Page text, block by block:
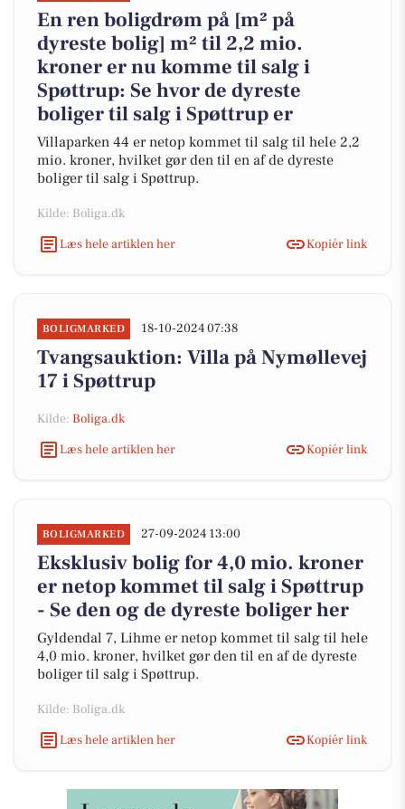
En ren boligdrøm på [m² på
dyreste bolig] m² til 2,2 mio.
kroner er nu komme til salg i
Spøttrup: Se hvor de dyreste
boliger til salg i Spøttrup er
Villaparken 44 er netop kommet til salg til hele 2,2
mio. kroner, hvilket gør den til en af de dyreste
boliger til salg i Spøttrup.
Kilde: Boliga.dk
Læs hele artiklen her
Kopiér link
BOLIGMARKED 18-10-2024 07:38
Tvangsauktion: Villa på Nymøllevej
17 i Spøttrup
Kilde: Boliga.dk
Læs hele artiklen her
Kopiér link
BOLIGMARKED 27-09-2024 13:00
Eksklusiv bolig for 4,0 mio. kroner
er netop kommet til salg i Spøttrup
- Se den og de dyreste boliger her
Gyldendal 7, Lihme er netop kommet til salg til hele
4,0 mio. kroner, hvilket gør den til en af de dyreste
boliger til salg i Spøttrup.
Kilde: Boliga.dk
Læs hele artiklen her
Kopiér link